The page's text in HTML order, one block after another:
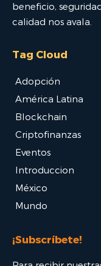
beneficio,
calidad nos avala.
Tag Cloud
Adopción
América Latina
Blockchain
Criptofinanzas
Eventos
Introduccion
México
Mundo
¡Subscríbete!